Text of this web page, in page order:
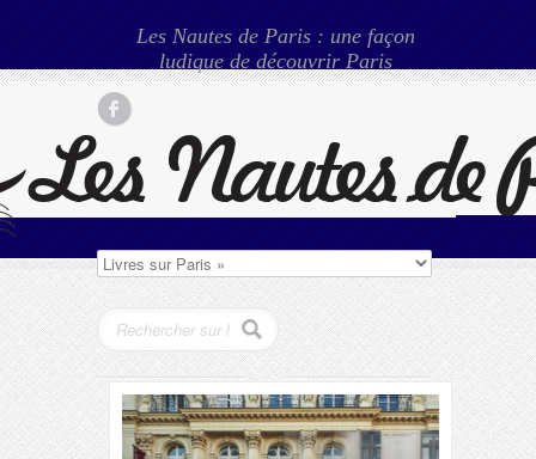
Les Nautes de Paris : une façon
ludique de découvrir Paris